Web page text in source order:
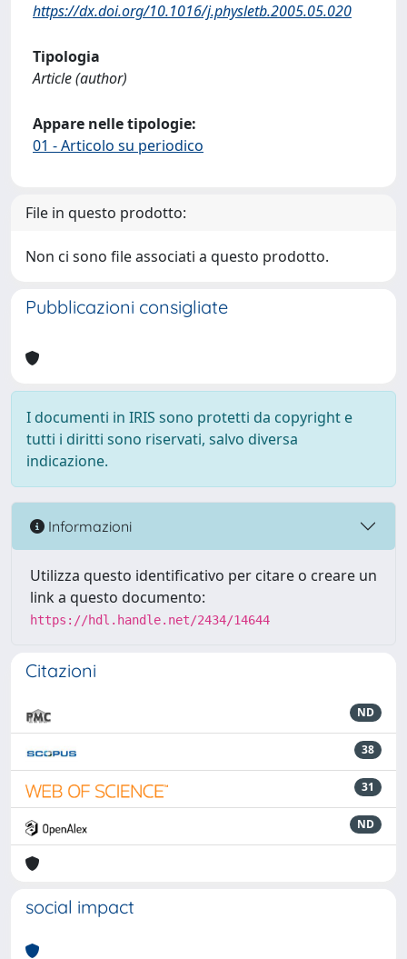
https://dx.doi.org/10.1016/j.physletb.2005.05.020
Tipologia
Article (author)
Appare nelle tipologie:
01 - Articolo su periodico
File in questo prodotto:
Non ci sono file associati a questo prodotto.
Pubblicazioni consigliate
I documenti in IRIS sono protetti da copyright e
tutti i diritti sono riservati, salvo diversa
indicazione.
Informazioni
Utilizza questo identificativo per citare o creare un
link a questo documento:
https://hdl.handle.net/2434/14644
Citazioni
ND
38
31
ND
social impact